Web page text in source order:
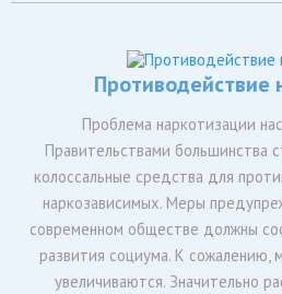
Противодействие
Проблема наркотизации
Правительствами большинства
колоссальные средства для
наркозависимых. Меры
современном обществе должны
развития социума. К сожалению,
увеличиваются. Значительно